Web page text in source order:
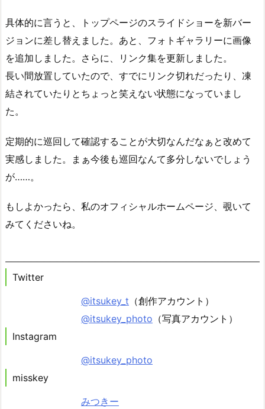
具体的に言うと、トップページのスライドショーを新バー
ジョンに差し替えました。あと、フォトギャラリーに画像
を追加しました。さらに、リンク集を更新しました。
長い間放置していたので、すでにリンク切れだったり、凍
結されていたりとちょっと笑えない状態になっていまし
た。
定期的に巡回して確認することが大切なんだなぁと改めて
実感しました。まぁ今後も巡回なんて多分しないでしょう
が……。
もしよかったら、私のオフィシャルホームページ、覗いて
みてくださいね。
Twitter
@itsukey_t （創作アカウント）
@itsukey_photo （写真アカウント）
Instagram
@itsukey_photo
misskey
みつきー